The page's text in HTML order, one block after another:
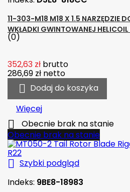
11-303-M18 M18 X 1.5 NARZĘDZIE
WKŁADKI GWINTOWANEJ HELICOIL
(0)
352,63 zł brutto
286,69 zł netto
 Dodaj do koszyka
Więcej

Obecnie brak na stanie
Obecnie brak na stanie
 Szybki podgląd
Indeks: 9BE8-18983